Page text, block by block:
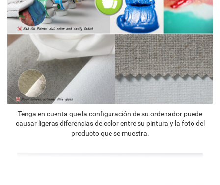
Tenga en cuenta que la configuración de su ordenador puede
causar ligeras diferencias de color entre su pintura y la foto del
producto que se muestra.